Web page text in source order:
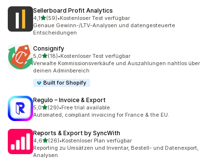
Sellerboard Profit Analytics
4,1von 5 Sternen
(59)
59 Rezensionen insgesamt
•Kostenloser Test verfügbar
Genaue Gewinn-/LTV-Analysen und datengesteuerte
Entscheidungen
Consignify
5,0von 5 Sternen
(18)
18 Rezensionen insgesamt
•Kostenloser Test verfügbar
Verwalte Kommissionsverkäufe und Auszahlungen nahtlos über
deinen Adminbereich
Built for Shopify
Regulo – Invoice & Export
5,0von 5 Sternen
(29)
29 Rezensionen insgesamt
•Free trial available
Automated, compliant invoicing for France & the EU.
Reports & Export by SyncWith
4,6von 5 Sternen
(26)
26 Rezensionen insgesamt
•Kostenloser Plan verfügbar
Reporting zu Umsätzen und Inventar, Bestell- und Datenexport,
Analysen